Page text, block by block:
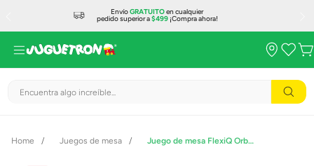
EnvíoGRATUITOen cualquier
pedido superior a$499¡Compra ahora!
Encuentra algo increíble...
Juegos de mesa Juego de mesa FlexiQ Orbito FXG 502